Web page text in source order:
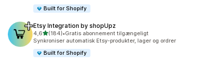
Built for Shopify
Etsy Integration by shopUpz
4,6ud af 5 stjerner
(184)
184 anmeldelser i alt
•Gratis abonnement tilgængeligt
Synkroniser automatisk Etsy-produkter, lager og ordrer
Built for Shopify